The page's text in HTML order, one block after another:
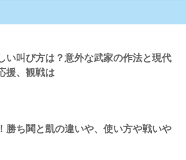
い叫び方は？意外な武家の作法と現代
援、観戦は
勝ち鬨と凱の違いや、使い方や戦いや